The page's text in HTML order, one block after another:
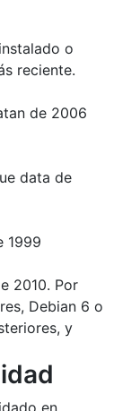
o
reciente.
de 2006
data de
1999
2010. Por
Debian 6 o
y